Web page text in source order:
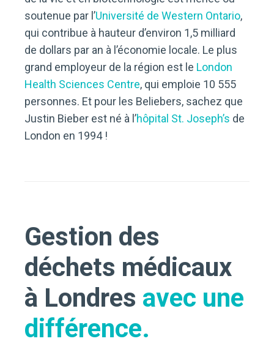
soutenue par l’Université de Western Ontario,
qui contribue à hauteur d’environ 1,5 milliard
de dollars par an à l’économie locale. Le plus
grand employeur de la région est le London
Health Sciences Centre, qui emploie 10 555
personnes. Et pour les Beliebers, sachez que
Justin Bieber est né à l’hôpital St. Joseph’s de
London en 1994 !
Gestion des
déchets médicaux
à Londres avec une
différence.